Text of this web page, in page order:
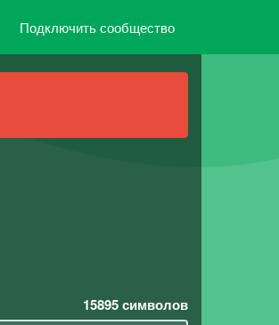
Подключить сообщество
15895символов